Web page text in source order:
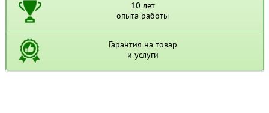
10 лет
опыта работы
Гарантия на товар
и услуги